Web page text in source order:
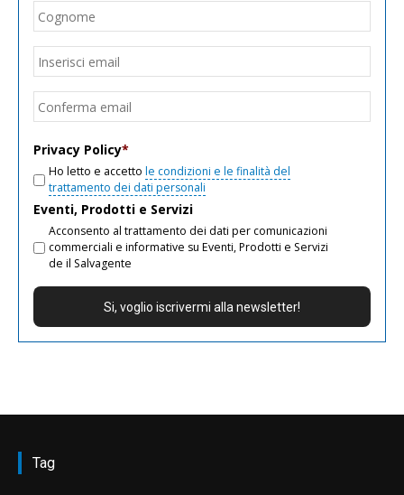
Email
Privacy Policy*
Ho letto e accetto le condizioni e le finalità del
trattamento dei dati personali
Eventi, Prodotti e Servizi
Acconsento al trattamento dei dati per comunicazioni
commerciali e informative su Eventi, Prodotti e Servizi
de il Salvagente
Tag